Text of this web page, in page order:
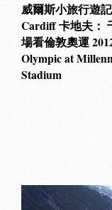
威爾斯小旅行遊記
Cardiff 卡地夫：
場看倫敦奧運
Olympic at
Stadium